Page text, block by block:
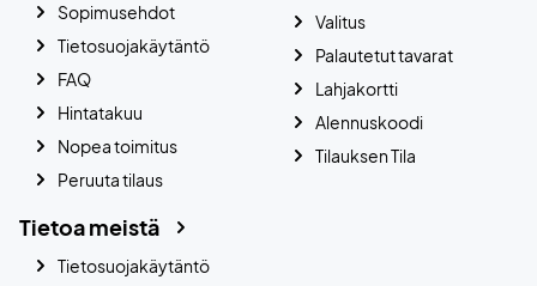
Sopimusehdot
Tietosuojakäytäntö
FAQ
Hintatakuu
Nopea toimitus
Peruuta tilaus
Valitus
Palautetut tavarat
Lahjakortti
Alennuskoodi
Tilauksen Tila
Tietoa meistä
Tietosuojakäytäntö